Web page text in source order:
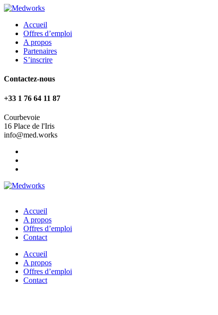
Accueil
Offres d’emploi
A propos
Partenaires
S’inscrire
Contactez-nous
+33 1 76 64 11 87
Courbevoie
16 Place de l'Iris
info@med.works
Accueil
A propos
Offres d’emploi
Contact
Accueil
A propos
Offres d’emploi
Contact